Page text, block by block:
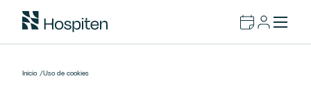
Inicio /Uso de cookies